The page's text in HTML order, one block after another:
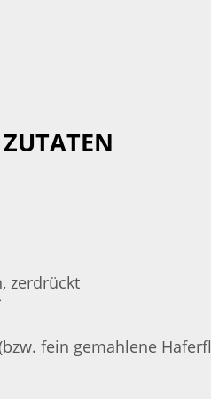
zerdrückt
fein gemahlene